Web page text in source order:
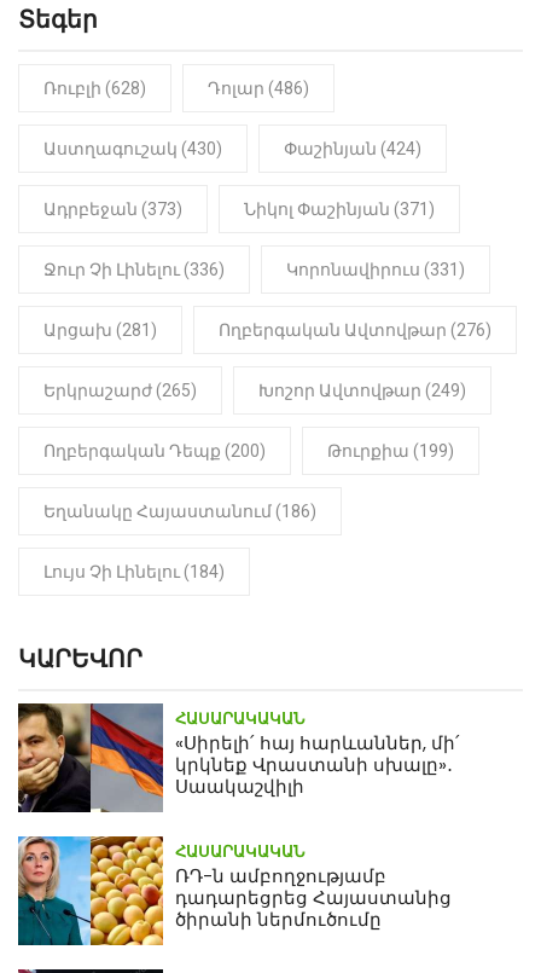
Նիկոլ Փաշինյան
ԻՐԱԴԱՐՁԱՅԻՆ 22:01
մանկապղծության համար
մարմինը
Տեգեր
Ռուբլի (628) Դոլար (486)
Աստղագուշակ (430) Փաշինյան (424)
Ադրբեջան (373) Նիկոլ Փաշինյան (371)
Ջուր Չի Լինելու (336) Կորոնավիրուս (331)
Արցախ (281) Ողբերգական Ավտովթար (276)
Երկրաշարժ (265) Խոշոր Ավտովթար (249)
Ողբերգական Դեպք (200) Թուրքիա (199)
Եղանակը Հայաստանում (186)
Լույս Չի Լինելու (184)
ԿԱՐԵՎՈՐ
ՀԱՍԱՐԱԿԱԿԱՆ
«Սիրելի՛ հայ հարևաններ, մի՛
կրկնեք Վրաստանի սխալը»․
Սաակաշվիլի
ՀԱՍԱՐԱԿԱԿԱՆ
ՌԴ-ն ամբողջությամբ
դադարեցրեց Հայաստանից
ծիրանի ներմուծումը